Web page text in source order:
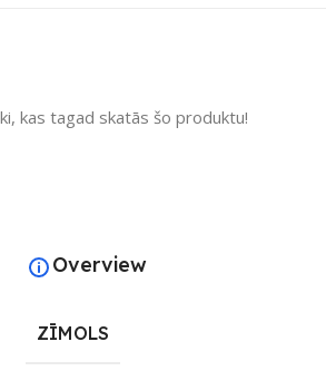
kas tagad skatās šo produktu!
Overview
ZĪMOLS